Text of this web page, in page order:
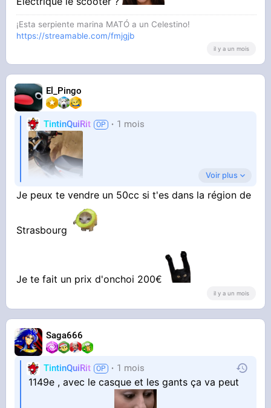
¡Esta serpiente marina MATÓ a un Celestino!
https://streamable.com/fmjgjb
il y a un mois
El_Pingo
TintinQuiRit 1 mois
Pour mon nouveau travail, a 20km de mon trou
Voir plus
Je peux te vendre un 50cc si t'es dans la région de
Strasbourg
Je te fait un prix d'onchoi 200€
il y a un mois
Saga666
TintinQuiRit 1 mois
1149e , avec le casque et les gants ça va peut